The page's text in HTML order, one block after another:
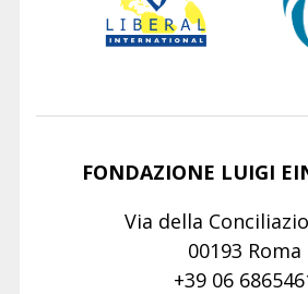
FONDAZIONE LUIGI
Via della
00193 Roma
+39 06